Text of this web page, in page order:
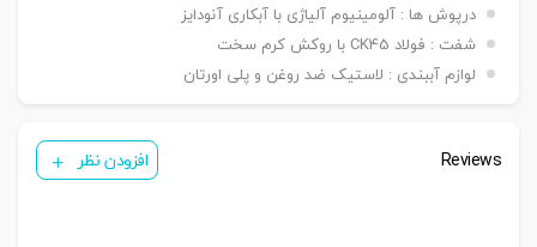
نصبی
بست لولایی مادگی عقب CB / بست لولایی دوطرفه
عقب CAB / بست لولایی سکودار عقب CAS
سنسور
درپوش ها : آلومینیوم آلیاژی با آبکاری آنودایز
شفت : فولاد CK45 با روکش کرم سخت
لوازم آببندی : لاستیک ضد روغن و پلی اورتان
Reviews افزودن نظر